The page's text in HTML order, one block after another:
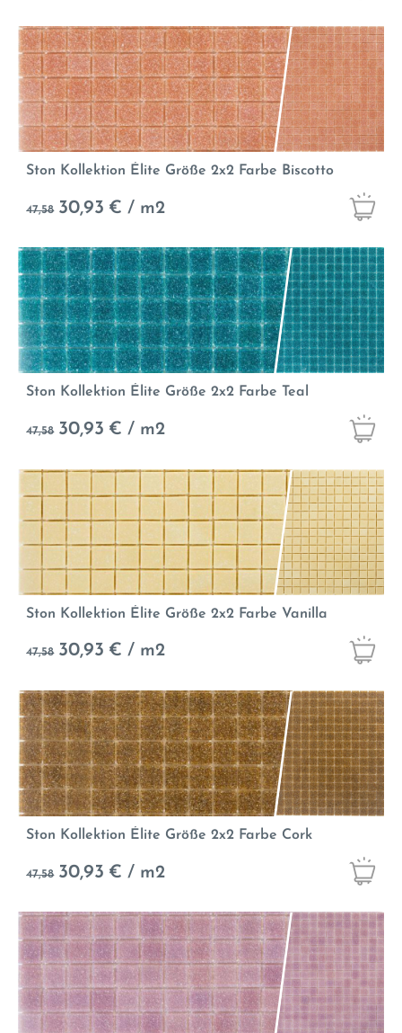
Ston Kollektion Élite Größe 2x2 Farbe Biscotto
47,58 30,93 € / m2
Ston Kollektion Élite Größe 2x2 Farbe Teal
47,58 30,93 € / m2
Ston Kollektion Élite Größe 2x2 Farbe Vanilla
47,58 30,93 € / m2
Ston Kollektion Élite Größe 2x2 Farbe Cork
47,58 30,93 € / m2